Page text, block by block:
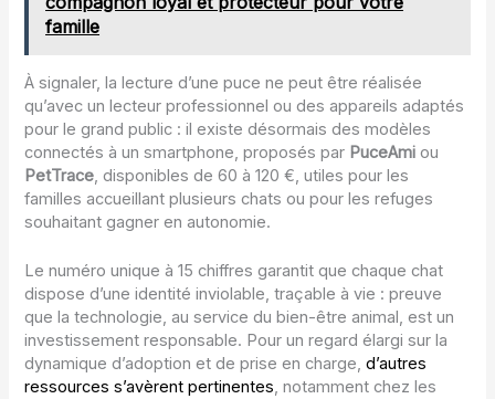
famille
À signaler, la lecture d’une puce ne peut être réalisée
qu’avec un lecteur professionnel ou des appareils adaptés
pour le grand public : il existe désormais des modèles
connectés à un smartphone, proposés par PuceAmi ou
PetTrace, disponibles de 60 à 120 €, utiles pour les
familles accueillant plusieurs chats ou pour les refuges
souhaitant gagner en autonomie.
Le numéro unique à 15 chiffres garantit que chaque chat
dispose d’une identité inviolable, traçable à vie : preuve
que la technologie, au service du bien-être animal, est un
investissement responsable. Pour un regard élargi sur la
dynamique d’adoption et de prise en charge,d’autres
ressources s’avèrent pertinentes, notamment chez les